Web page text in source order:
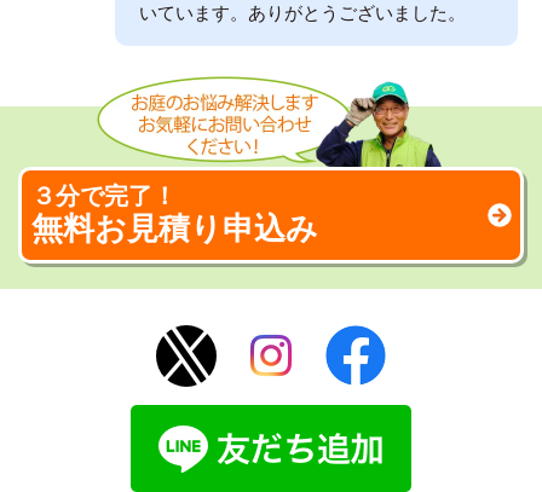
いています。ありがとうございました。
３分で完了！
無料お見積り申込み